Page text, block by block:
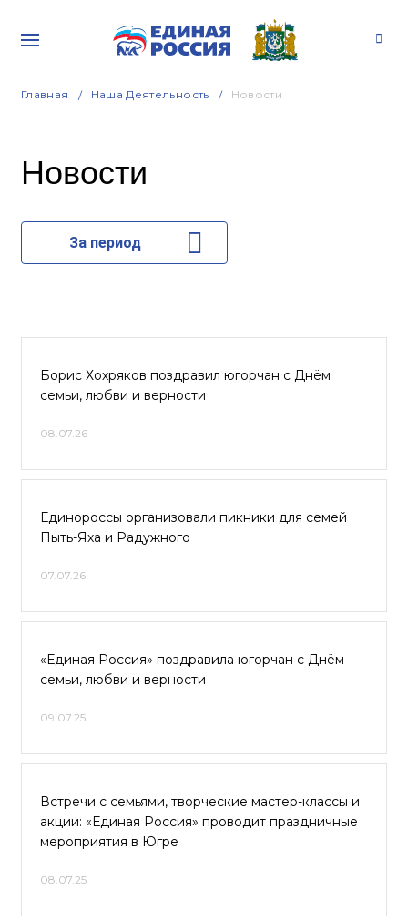
Главная Наша Деятельность Новости
Новости
За период
Борис Хохряков поздравил югорчан с Днём
семьи, любви и верности
08.07.26
Единороссы организовали пикники для семей
Пыть-Яха и Радужного
07.07.26
«Единая Россия» поздравила югорчан с Днём
семьи, любви и верности
09.07.25
Встречи с семьями, творческие мастер-классы и
акции: «Единая Россия» проводит праздничные
мероприятия в Югре
08.07.25